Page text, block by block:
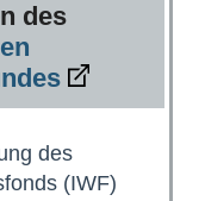
des
des
(IWF)